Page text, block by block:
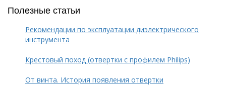
Полезные статьи
Рекомендации по эксплуатации диэлектрического
инструмента
Крестовый поход (отвертки с профилем Philips)
От винта. История появления отвертки